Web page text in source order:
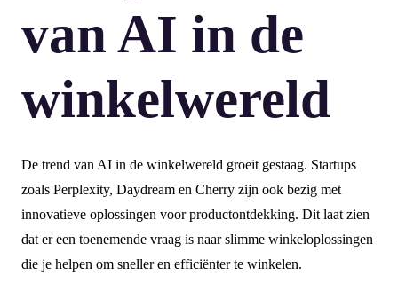
van AI in de
winkelwereld
De trend van AI in de winkelwereld groeit gestaag. Startups
zoals Perplexity, Daydream en Cherry zijn ook bezig met
innovatieve oplossingen voor productontdekking. Dit laat zien
dat er een toenemende vraag is naar slimme winkeloplossingen
die je helpen om sneller en efficiënter te winkelen.